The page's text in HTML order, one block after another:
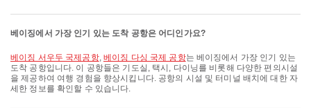
베이징에서 가장 인기 있는 도착 공항은 어디인가요?
베이징 서우두 국제공항, 베이징 다싱 국제 공항는 베이징에서 가장 인기 있는
도착 공항입니다. 이 공항들은 기도실, 택시, 다이닝를 비롯해 다양한 편의시설
을 제공하여 여행 경험을 향상시킵니다. 공항의 시설 및 터미널 배치에 대한 자
세한 정보를 확인할 수 있습니다.